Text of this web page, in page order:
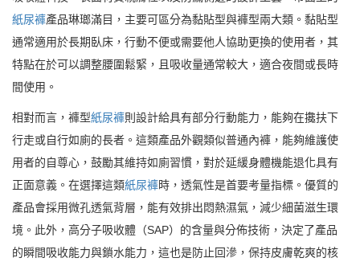
紙尿褲產品琳瑯滿目，主要可區分為黏貼型與褲型兩大類。黏貼型
通常適用於長期臥床，行動不便或需要他人協助更換的使用者，其
特點在於可以調整腰圍鬆緊，且吸收量通常較大，適合夜間或長時
間使用。
相對而言，褲型紙尿褲則設計給具有部分行動能力，能夠在攙扶下
行走或自行如廁的長者。這類產品外觀類似普通內褲，能夠維護使
用者的自尊心，鼓勵其維持如廁習慣，對於延緩身體機能退化具有
正面意義。在選擇這類紙尿褲時，透氣性是首要考量指標。優質的
產品會採用微孔透氣背層，能有效排出悶熱濕氣，減少細菌滋生環
境。此外，高分子吸收體（SAP）的含量與分佈技術，決定了產品
的瞬間吸收能力與鎖水能力，這也是防止回滲，保持皮膚乾爽的核